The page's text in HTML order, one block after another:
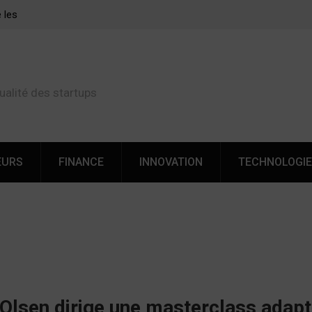
des startups
FINANCE INNOVATION